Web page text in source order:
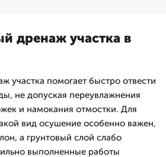
дренаж участка в
участка помогает быстро отвести
не допуская переувлажнения
и намокания отмостки. Для
вид осушение особенно важен,
а грунтовый слой слабо
выполненные работы